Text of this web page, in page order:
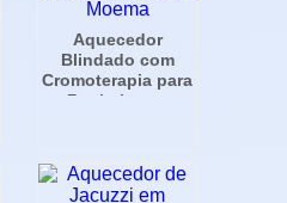
Aquecedor
Blindado com
Cromoterapia para
Banheira em